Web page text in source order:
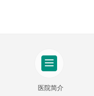
医院简介